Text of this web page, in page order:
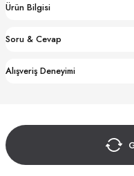
Ürün Bilgisi
Soru & Cevap
Alışveriş Deneyimi